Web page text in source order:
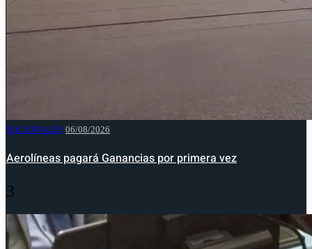
NACIONALES 06/08/2026
Aerolíneas pagará Ganancias por primera vez
3